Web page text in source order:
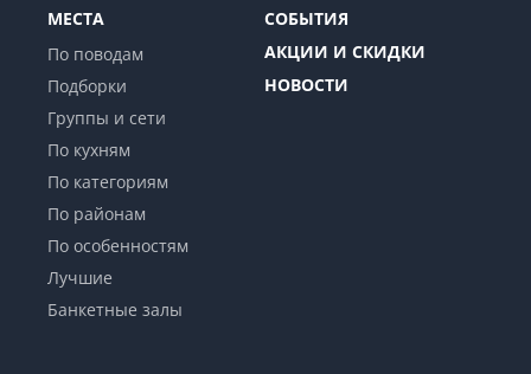
МЕСТА
По поводам
Подборки
Группы и сети
По кухням
По категориям
По районам
По особенностям
Лучшие
Банкетные залы
СОБЫТИЯ
АКЦИИ И СКИДКИ
НОВОСТИ